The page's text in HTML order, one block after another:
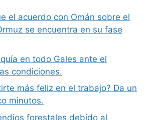
el acuerdo con Omán sobre el
se encuentra en su fase
en todo Gales ante el
condiciones.
más feliz en el trabajo? Da un
minutos.
forestales debido al